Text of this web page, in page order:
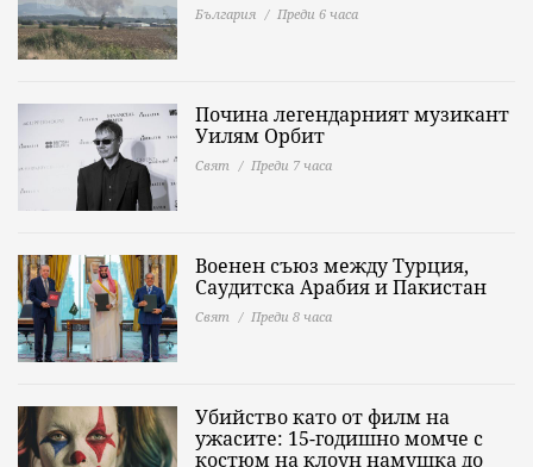
България Преди 6 часа
Почина легендарният музикант
Уилям Орбит
Свят Преди 7 часа
Военен съюз между Турция,
Саудитска Арабия и Пакистан
Свят Преди 8 часа
Убийство като от филм на
ужасите: 15-годишно момче с
костюм на клоун намушка до